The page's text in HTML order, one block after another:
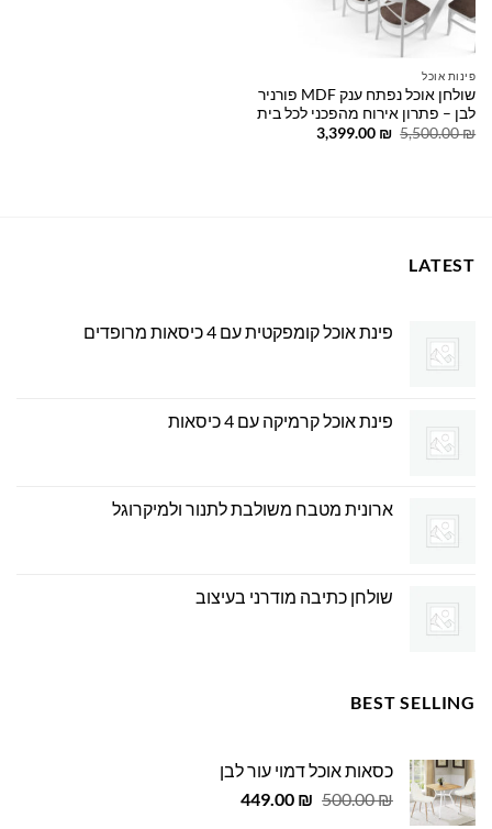
פינות אוכל
שולחן אוכל נפתח ענק MDF פורניר
לבן – פתרון אירוח מהפכני לכל בית
5,500.00₪
המחיר
3,399.00 ₪
המחיר
LATEST
פינת אוכל קומפקטית עם 4 כיסאות מרופדים
פינת אוכל קרמיקה עם 4 כיסאות
ארונית מטבח משולבת לתנור ולמיקרוגל
שולחן כתיבה מודרני בעיצוב
BEST SELLING
כסאות אוכל דמוי עור לבן
500.00₪
המחיר
449.00 ₪
המחיר